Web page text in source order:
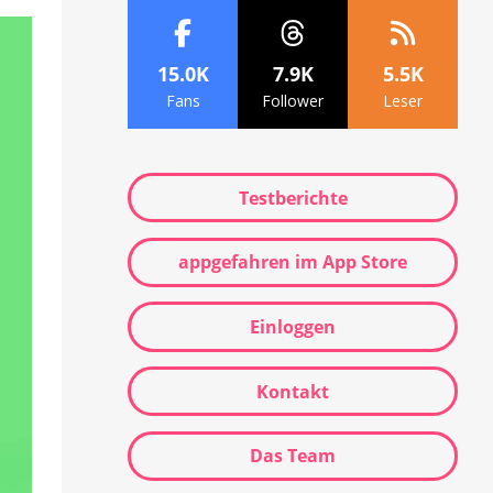
15.0K
Fans
7.9K
Follower
5.5K
Leser
Testberichte
appgefahren im App Store
Einloggen
Kontakt
Das Team